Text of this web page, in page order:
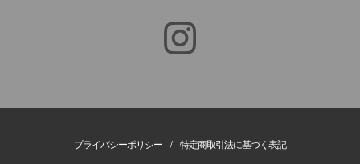
プライバシーポリシー / 特定商取引法に基づく表記